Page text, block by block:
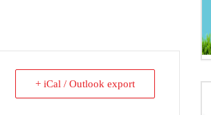
+ iCal / Outlook export